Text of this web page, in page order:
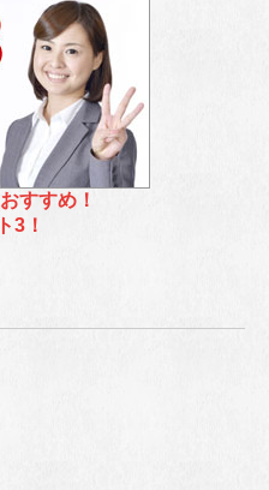
すすめ！
3！